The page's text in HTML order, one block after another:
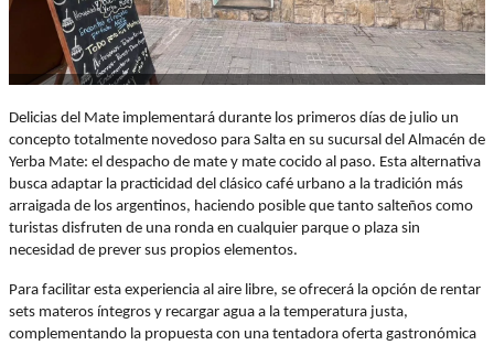
Delicias del Mate implementará durante los primeros días de julio un
concepto totalmente novedoso para Salta en su sucursal del Almacén de
Yerba Mate: el despacho de mate y mate cocido al paso. Esta alternativa
busca adaptar la practicidad del clásico café urbano a la tradición más
arraigada de los argentinos, haciendo posible que tanto salteños como
turistas disfruten de una ronda en cualquier parque o plaza sin
necesidad de prever sus propios elementos.
Para facilitar esta experiencia al aire libre, se ofrecerá la opción de rentar
sets materos íntegros y recargar agua a la temperatura justa,
complementando la propuesta con una tentadora oferta gastronómica